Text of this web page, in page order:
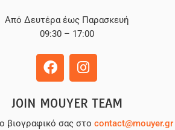
Από Δευτέρα έως Παρασκευή
09:30 – 17:00
JOIN MOUYER TEAM
βιογραφικό σας στο contact@mouyer.gr